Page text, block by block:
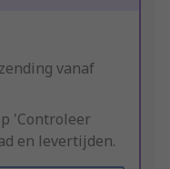
vanaf
'Controleer
en levertijden.